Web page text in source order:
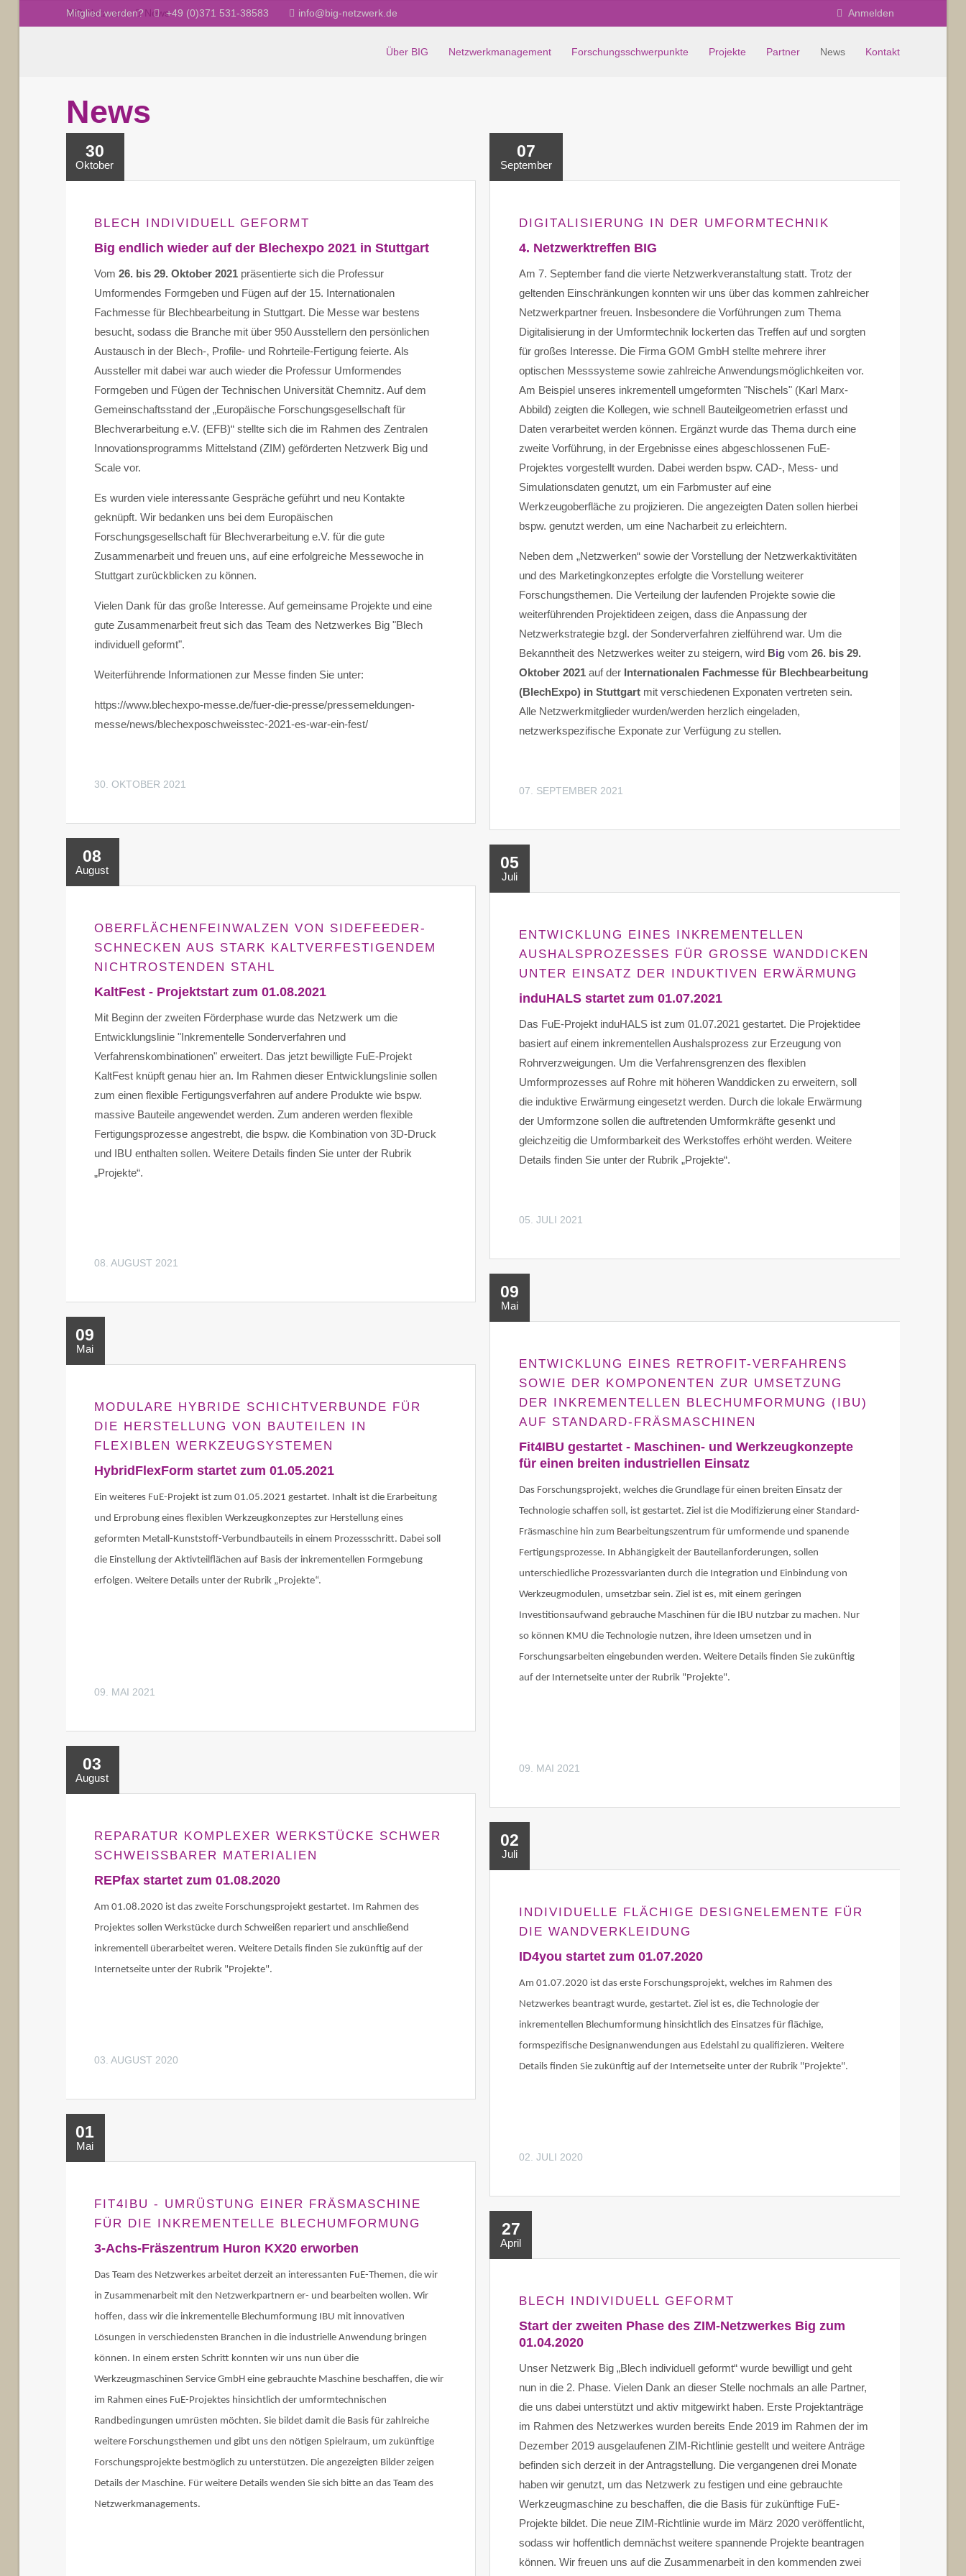
Anmelden
Mitglied werden? +49 (0)371 531-38583 info@big-netzwerk.de
Über BIG Netzwerkmanagement Forschungsschwerpunkte Projekte Partner News Kontakt
BIG Netzwerk News
News
30
Oktober
BLECH INDIVIDUELL GEFORMT
Big endlich wieder auf der Blechexpo 2021 in Stuttgart
Vom26. bis 29. Oktober 2021 präsentierte sich die Professur
Umformendes Formgeben und Fügen auf der 15. Internationalen
Fachmesse für Blechbearbeitung in Stuttgart. Die Messe war bestens
besucht, sodass die Branche mit über 950 Ausstellern den persönlichen
Austausch in der Blech-, Profile- und Rohrteile-Fertigung feierte. Als
Aussteller mit dabei war auch wieder die Professur Umformendes
Formgeben und Fügen der Technischen Universität Chemnitz. Auf dem
Gemeinschaftsstand der „Europäische Forschungsgesellschaft für
Blechverarbeitung e.V. (EFB)“ stellte sich die im Rahmen des Zentralen
Innovationsprogramms Mittelstand (ZIM) geförderten Netzwerk Big und
Scale vor.
Es wurden viele interessante Gespräche geführt und neu Kontakte
geknüpft. Wir bedanken uns bei dem Europäischen
Forschungsgesellschaft für Blechverarbeitung e.V. für die gute
Zusammenarbeit und freuen uns, auf eine erfolgreiche Messewoche in
Stuttgart zurückblicken zu können.
Vielen Dank für das große Interesse. Auf gemeinsame Projekte und eine
gute Zusammenarbeit freut sich das Team des Netzwerkes Big "Blech
individuell geformt".
Weiterführende Informationen zur Messe finden Sie unter:
https://www.blechexpo-messe.de/fuer-die-presse/pressemeldungen-
messe/news/blechexposchweisstec-2021-es-war-ein-fest/
30. OKTOBER 2021
07
September
DIGITALISIERUNG IN DER UMFORMTECHNIK
4. Netzwerktreffen BIG
Am 7. September fand die vierte Netzwerkveranstaltung statt. Trotz der
geltenden Einschränkungen konnten wir uns über das kommen zahlreicher
Netzwerkpartner freuen. Insbesondere die Vorführungen zum Thema
Digitalisierung in der Umformtechnik lockerten das Treffen auf und sorgten
für großes Interesse. Die Firma GOM GmbH stellte mehrere ihrer
optischen Messsysteme sowie zahlreiche Anwendungsmöglichkeiten vor.
Am Beispiel unseres inkrementell umgeformten "Nischels" (Karl Marx-
Abbild) zeigten die Kollegen, wie schnell Bauteilgeometrien erfasst und
Daten verarbeitet werden können. Ergänzt wurde das Thema durch eine
zweite Vorführung, in der Ergebnisse eines abgeschlossenen FuE-
Projektes vorgestellt wurden. Dabei werden bspw. CAD-, Mess- und
Simulationsdaten genutzt, um ein Farbmuster auf eine
Werkzeugoberfläche zu projizieren. Die angezeigten Daten sollen hierbei
bspw. genutzt werden, um eine Nacharbeit zu erleichtern.
Neben dem „Netzwerken“ sowie der Vorstellung der Netzwerkaktivitäten
und des Marketingkonzeptes erfolgte die Vorstellung weiterer
Forschungsthemen. Die Verteilung der laufenden Projekte sowie die
weiterführenden Projektideen zeigen, dass die Anpassung der
Netzwerkstrategie bzgl. der Sonderverfahren zielführend war. Um die
Bekanntheit des Netzwerkes weiter zu steigern, wird Big vom26. bis 29.
Oktober 2021auf der Internationalen Fachmesse für Blechbearbeitung
(BlechExpo) in Stuttgart mit verschiedenen Exponaten vertreten sein.
Alle Netzwerkmitglieder wurden/werden herzlich eingeladen,
netzwerkspezifische Exponate zur Verfügung zu stellen.
07. SEPTEMBER 2021
08
August
OBERFLÄCHENFEINWALZEN VON SIDEFEEDER-
SCHNECKEN AUS STARK KALTVERFESTIGENDEM
NICHTROSTENDEN STAHL
KaltFest - Projektstart zum 01.08.2021
Mit Beginn der zweiten Förderphase wurde das Netzwerk um die
Entwicklungslinie "Inkrementelle Sonderverfahren und
Verfahrenskombinationen" erweitert. Das jetzt bewilligte FuE-Projekt
KaltFest knüpft genau hier an. Im Rahmen dieser Entwicklungslinie sollen
zum einen flexible Fertigungsverfahren auf andere Produkte wie bspw.
massive Bauteile angewendet werden. Zum anderen werden flexible
Fertigungsprozesse angestrebt, die bspw. die Kombination von 3D-Druck
und IBU enthalten sollen. Weitere Details finden Sie unter der Rubrik
„Projekte“.
08. AUGUST 2021
05
Juli
ENTWICKLUNG EINES INKREMENTELLEN
AUSHALSPROZESSES FÜR GROSSE WANDDICKEN U
NTER EINSATZ DER INDUKTIVEN ERWÄRMUNG
induHALS startet zum 01.07.2021
Das FuE-Projekt induHALS ist zum 01.07.2021 gestartet. Die Projektidee
basiert auf einem inkrementellen Aushalsprozess zur Erzeugung von
Rohrverzweigungen. Um die Verfahrensgrenzen des flexiblen
Umformprozesses auf Rohre mit höheren Wanddicken zu erweitern, soll
die induktive Erwärmung eingesetzt werden. Durch die lokale Erwärmung
der Umformzone sollen die auftretenden Umformkräfte gesenkt und
gleichzeitig die Umformbarkeit des Werkstoffes erhöht werden. Weitere
Details finden Sie unter der Rubrik „Projekte“.
05. JULI 2021
09
Mai
ENTWICKLUNG EINES RETROFIT-VERFAHRENS
SOWIE DER KOMPONENTEN ZUR UMSETZUNG
DER INKREMENTELLEN BLECHUMFORMUNG (IBU)
AUF STANDARD-FRÄSMASCHINEN
Fit4IBU gestartet - Maschinen- und Werkzeugkonzepte
für einen breiten industriellen Einsatz
Das Forschungsprojekt, welches die Grundlage für einen breiten Einsatz der
Technologie schaffen soll, ist gestartet. Ziel ist die Modifizierung einer Standard-
Fräsmaschine hin zum Bearbeitungszentrum für umformende und spanende
Fertigungsprozesse. In Abhängigkeit der Bauteilanforderungen, sollen
unterschiedliche Prozessvarianten durch die Integration und Einbindung von
Werkzeugmodulen, umsetzbar sein. Ziel ist es, mit einem geringen
Investitionsaufwand gebrauche Maschinen für die IBU nutzbar zu machen. Nur
so können KMU die Technologie nutzen, ihre Ideen umsetzen und in
Forschungsarbeiten eingebunden werden. Weitere Details finden Sie zukünftig
auf der Internetseite unter der Rubrik "Projekte".
09. MAI 2021
09
Mai
MODULARE HYBRIDE SCHICHTVERBUNDE FÜR
DIE HERSTELLUNG VON BAUTEILEN IN
FLEXIBLEN WERKZEUGSYSTEMEN
HybridFlexForm startet zum 01.05.2021
Ein weiteres FuE-Projekt ist zum 01.05.2021 gestartet. Inhalt ist die Erarbeitung
und Erprobung eines flexiblen Werkzeugkonzeptes zur Herstellung eines
geformten Metall-Kunststoff-Verbundbauteils in einem Prozessschritt. Dabei soll
die Einstellung der Aktivteilflächen auf Basis der inkrementellen Formgebung
erfolgen. Weitere Details unter der Rubrik „Projekte“.
09. MAI 2021
03
August
REPARATUR KOMPLEXER WERKSTÜCKE SCHWER
SCHWEISSBARER MATERIALIEN
REPfax startet zum 01.08.2020
Am 01.08.2020 ist das zweite Forschungsprojekt gestartet. Im Rahmen des
Projektes sollen Werkstücke durch Schweißen repariert und anschließend
inkrementell überarbeitet weren. Weitere Details finden Sie zukünftig auf der
Internetseite unter der Rubrik "Projekte".
03. AUGUST 2020
02
Juli
INDIVIDUELLE FLÄCHIGE DESIGNELEMENTE FÜR
DIE WANDVERKLEIDUNG
ID4you startet zum 01.07.2020
Am 01.07.2020 ist das erste Forschungsprojekt, welches im Rahmen des
Netzwerkes beantragt wurde, gestartet. Ziel ist es, die Technologie der
inkrementellen Blechumformung hinsichtlich des Einsatzes für flächige,
formspezifische Designanwendungen aus Edelstahl zu qualifizieren. Weitere
Details finden Sie zukünftig auf der Internetseite unter der Rubrik "Projekte".
02. JULI 2020
01
Mai
FIT4IBU - UMRÜSTUNG EINER FRÄSMASCHINE
FÜR DIE INKREMENTELLE BLECHUMFORMUNG
3-Achs-Fräszentrum Huron KX20 erworben
Das Team des Netzwerkes arbeitet derzeit an interessanten FuE-Themen, die wir
in Zusammenarbeit mit den Netzwerkpartnern er- und bearbeiten wollen. Wir
hoffen, dass wir die inkrementelle Blechumformung IBU mit innovativen
Lösungen in verschiedensten Branchen in die industrielle Anwendung bringen
können. In einem ersten Schritt konnten wir uns nun über die
Werkzeugmaschinen Service GmbH eine gebrauchte Maschine beschaffen, die wir
im Rahmen eines FuE-Projektes hinsichtlich der umformtechnischen
Randbedingungen umrüsten möchten. Sie bildet damit die Basis für zahlreiche
weitere Forschungsthemen und gibt uns den nötigen Spielraum, um zukünftige
Forschungsprojekte bestmöglich zu unterstützen. Die angezeigten Bilder zeigen
Details der Maschine. Für weitere Details wenden Sie sich bitte an das Team des
Netzwerkmanagements.
27
April
BLECH INDIVIDUELL GEFORMT
Start der zweiten Phase des ZIM-Netzwerkes Big zum
01.04.2020
Unser Netzwerk Big „Blech individuell geformt“ wurde bewilligt und geht
nun in die 2. Phase. Vielen Dank an dieser Stelle nochmals an alle Partner,
die uns dabei unterstützt und aktiv mitgewirkt haben. Erste Projektanträge
im Rahmen des Netzwerkes wurden bereits Ende 2019 im Rahmen der im
Dezember 2019 ausgelaufenen ZIM-Richtlinie gestellt und weitere Anträge
befinden sich derzeit in der Antragstellung. Die vergangenen drei Monate
haben wir genutzt, um das Netzwerk zu festigen und eine gebrauchte
Werkzeugmaschine zu beschaffen, die die Basis für zukünftige FuE-
Projekte bildet. Die neue ZIM-Richtlinie wurde im März 2020 veröffentlicht,
sodass wir hoffentlich demnächst weitere spannende Projekte beantragen
können. Wir freuen uns auf die Zusammenarbeit in den kommenden zwei